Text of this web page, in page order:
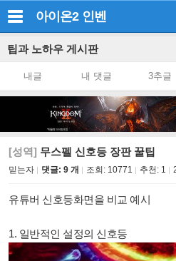
아이온2 인벤
팁과 노하우 게시판
내글 내 댓글 3추글
[성역] 무스펠 신호등 장판 꿀팁
믿는자 댓글: 9 개 조회: 10771 추천: 1
유튜버 신호등화면을 비교 예시
1. 일반적인 설정의 신호등